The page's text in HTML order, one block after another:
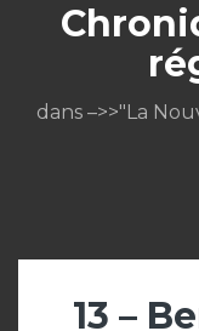
dans –>>"La
13 –